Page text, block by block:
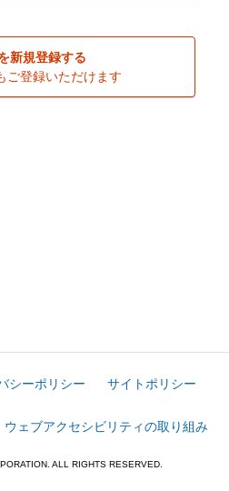
新規登録する
ご登録いただけます
シーポリシー サイトポリシー
ウェブアクセシビリティの取り組み
ALL RIGHTS RESERVED.